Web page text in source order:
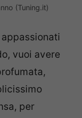
(Tuning.it)
vuoi avere
per